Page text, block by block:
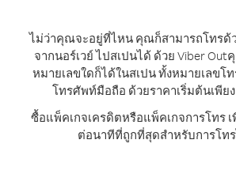
ไม่ว่าคุณจะอยู่ที่ไหน คุณก็สามารถโทรด้
จากนอร์เวย์ ไปสเปนได้ ด้วย Viber Out
หมายเลขใดก็ได้ในสเปน ทั้งหมายเลขโ
โทรศัพท์มือถือ ด้วยราคาเริ่มต้นเพีย
ซื้อแพ็คเกจเครดิตหรือแพ็คเกจการโทร
ต่อนาทีที่ถูกที่สุดสำหรับการโท